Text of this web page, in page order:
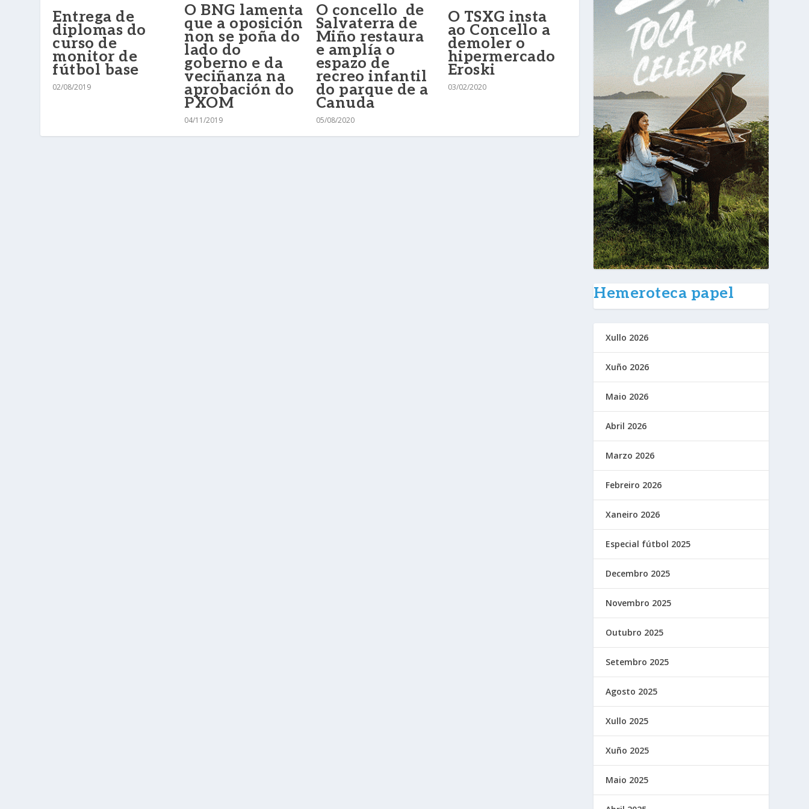
Entrega de
diplomas do
curso de
monitor de
fútbol base
02/08/2019
O BNG lamenta
que a oposición
non se poña do
lado do
goberno e da
veciñanza na
aprobación do
PXOM
04/11/2019
O concello de
Salvaterra de
Miño restaura
e amplía o
espazo de
recreo infantil
do parque de a
Canuda
05/08/2020
O TSXG insta
ao Concello a
demoler o
hipermercado
Eroski
03/02/2020
Hemeroteca papel
Xullo 2026
Xuño 2026
Maio 2026
Abril 2026
Marzo 2026
Febreiro 2026
Xaneiro 2026
Especial fútbol 2025
Decembro 2025
Novembro 2025
Outubro 2025
Setembro 2025
Agosto 2025
Xullo 2025
Xuño 2025
Maio 2025